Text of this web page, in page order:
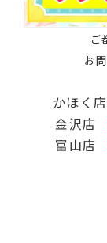
ご
お
かほく
金沢
富山